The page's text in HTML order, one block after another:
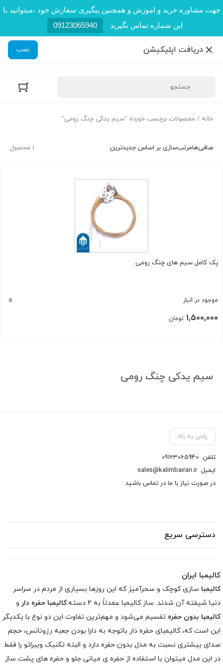
جهت مشاوره خرید و اموزش و همچنین پیگیری سفارش خود ،میتوانید با
این شماره تماس بگیرید
09123065940
دریافت اپلیکیشن نصب
خانه / محصولات برچسب خورده “سیم یدکی چنگ رومی”
1 محصول صافی‌هامرتب‌سازی بر اساس جدیدترین
پک کامل سیم های چنگ رومی
موجود در انبار 5
1,500,000 تومان
سیم یدکی چنگ رومی
رفتن به بالا
تلفن 09123065940
ایمیلsales@kalimbairan.ir
در صورت نیاز با ما در تماس باشید
دسترسی سریع
کالیمبا ایران
کالیمبا سازی کوچک و سحرآمیز که این روزها بسیاری از مردم در سراسر
دنیا شیفته آن شدند. ساز کالیمبا عمدتاً به ۲ دسته:
کالیمبا حفره دار و
کالیمبا بدون حفره تقسیم می‌شود و مهم‌ترین تفاوت این دو نوع با یکدیگر
این است که، کالیمبای حفره دار باتوجه به دارا بودن جعبه رزونانس، حجم
صدای بیشتری نسبت به مدل بدون حفره دارد و البته تکنیک ویبراتو را فقط
در این مدل میتوان با استفاده از حفره ی میانی جلو و حفره های پشت ساز